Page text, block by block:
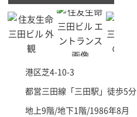
港区芝4-10-3
都営三田線「三田駅 」徒歩5分
地上9階/地下1階/1986年8月